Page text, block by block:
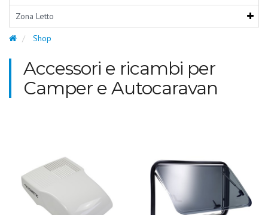
Zona Letto
Shop
Accessori e ricambi per
Camper e Autocaravan